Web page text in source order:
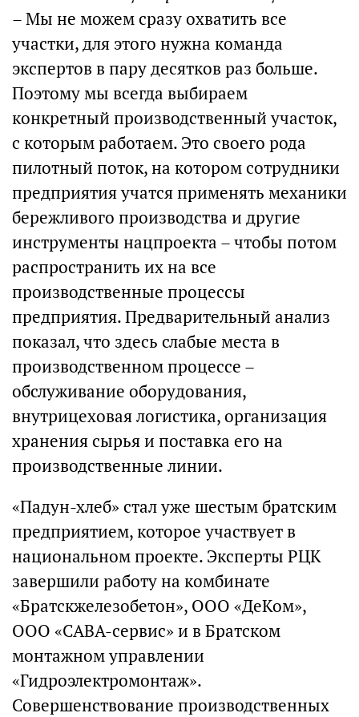
– Мы не можем сразу охватить все
участки, для этого нужна команда
экспертов в пару десятков раз больше.
Поэтому мы всегда выбираем
конкретный производственный участок,
с которым работаем. Это своего рода
пилотный поток, на котором сотрудники
предприятия учатся применять механики
бережливого производства и другие
инструменты нацпроекта – чтобы потом
распространить их на все
производственные процессы
предприятия. Предварительный анализ
показал, что здесь слабые места в
производственном процессе –
обслуживание оборудования,
внутрицеховая логистика, организация
хранения сырья и поставка его на
производственные линии.
«Падун-хлеб» стал уже шестым братским
предприятием, которое участвует в
национальном проекте. Эксперты РЦК
завершили работу на комбинате
«Братскжелезобетон», ООО «ДеКом»,
ООО «САВА-сервис» и в Братском
монтажном управлении
«Гидроэлектромонтаж».
Совершенствование производственных